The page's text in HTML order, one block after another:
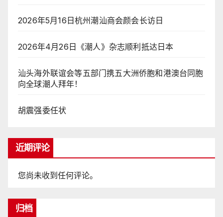
2026年5月16日杭州潮汕商会颜会长访日
2026年4月26日《潮人》杂志顺利抵达日本
汕头海外联谊会等五部门携五大洲侨胞和港澳台同胞
向全球潮人拜年！
胡震强委任状
近期评论
您尚未收到任何评论。
归档